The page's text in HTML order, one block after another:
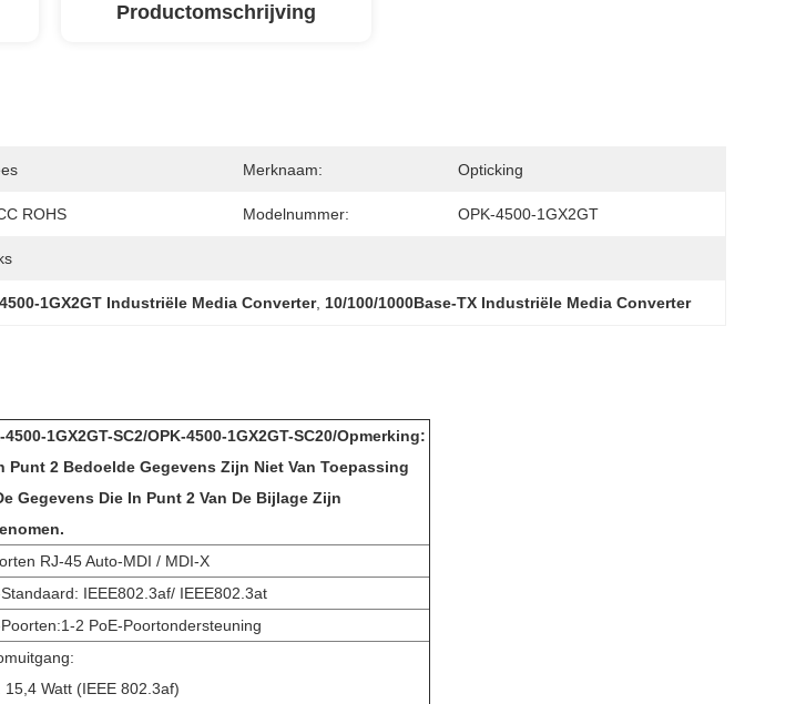
Productomschrijving
Merknaam: Opticking
ROHS Modelnummer: OPK-4500-1GX2GT
1GX2GT Industriële Media Converter, 10/100/1000Base-TX Industriële Media Converter
4500-1GX2GT-SC2/OPK-4500-1GX2GT-SC20/Opmerking:
Punt 2 Bedoelde Gegevens Zijn Niet Van Toepassing
Gegevens Die In Punt 2 Van De Bijlage Zijn
RJ-45 Auto-MDI / MDI-X
IEEE802.3af/ IEEE802.3at
2 PoE-Poortondersteuning
15,4 Watt (IEEE 802.3af)